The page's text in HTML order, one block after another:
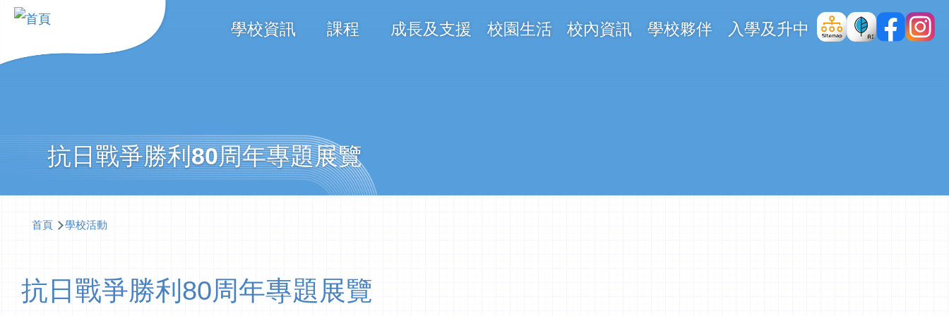
移至主內容
Main
navigation
學校資訊 課程 成長及支援 校園生活 校內資訊 學校夥伴 入學及升中
抗日戰爭勝利80周年專題展覽
導
結
首頁 學校活動
抗日戰爭勝利80周年專題展覽